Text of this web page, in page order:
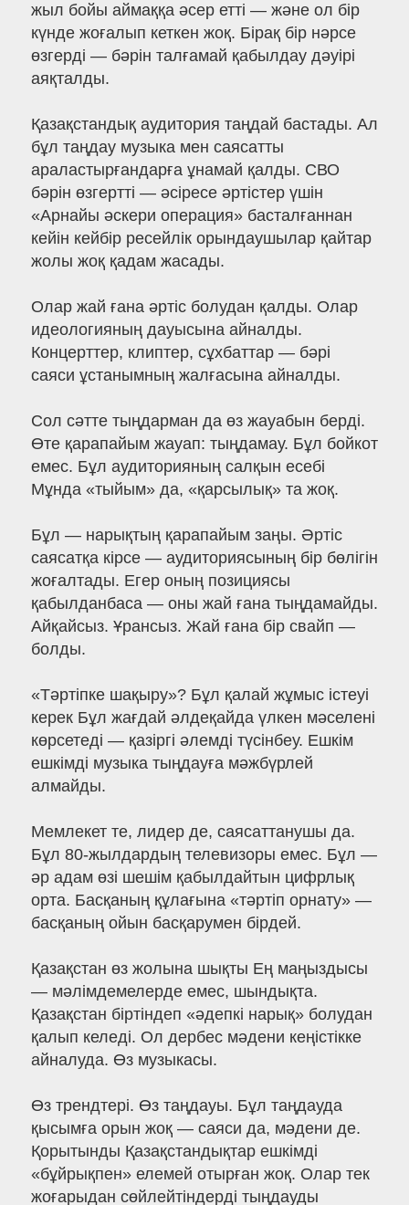
жыл бойы аймаққа әсер етті — және ол бір
күнде жоғалып кеткен жоқ. Бірақ бір нәрсе
өзгерді — бәрін талғамай қабылдау дәуірі
аяқталды.
Қазақстандық аудитория таңдай бастады. Ал
бұл таңдау музыка мен саясатты
араластырғандарға ұнамай қалды. СВО
бәрін өзгертті — әсіресе әртістер үшін
«Арнайы әскери операция» басталғаннан
кейін кейбір ресейлік орындаушылар қайтар
жолы жоқ қадам жасады.
Олар жай ғана әртіс болудан қалды. Олар
идеологияның дауысына айналды.
Концерттер, клиптер, сұхбаттар — бәрі
саяси ұстанымның жалғасына айналды.
Сол сәтте тыңдарман да өз жауабын берді.
Өте қарапайым жауап: тыңдамау. Бұл бойкот
емес. Бұл аудиторияның салқын есебі
Мұнда «тыйым» да, «қарсылық» та жоқ.
Бұл — нарықтың қарапайым заңы. Әртіс
саясатқа кірсе — аудиториясының бір бөлігін
жоғалтады. Егер оның позициясы
қабылданбаса — оны жай ғана тыңдамайды.
Айқайсыз. Ұрансыз. Жай ғана бір свайп —
болды.
«Тәртіпке шақыру»? Бұл қалай жұмыс істеуі
керек Бұл жағдай әлдеқайда үлкен мәселені
көрсетеді — қазіргі әлемді түсінбеу. Ешкім
ешкімді музыка тыңдауға мәжбүрлей
алмайды.
Мемлекет те, лидер де, саясаттанушы да.
Бұл 80-жылдардың телевизоры емес. Бұл —
әр адам өзі шешім қабылдайтын цифрлық
орта. Басқаның құлағына «тәртіп орнату» —
басқаның ойын басқарумен бірдей.
Қазақстан өз жолына шықты Ең маңыздысы
— мәлімдемелерде емес, шындықта.
Қазақстан біртіндеп «әдепкі нарық» болудан
қалып келеді. Ол дербес мәдени кеңістікке
айналуда. Өз музыкасы.
Өз трендтері. Өз таңдауы. Бұл таңдауда
қысымға орын жоқ — саяси да, мәдени де.
Қорытынды Қазақстандықтар ешкімді
«бұйрықпен» елемей отырған жоқ. Олар тек
жоғарыдан сөйлейтіндерді тыңдауды